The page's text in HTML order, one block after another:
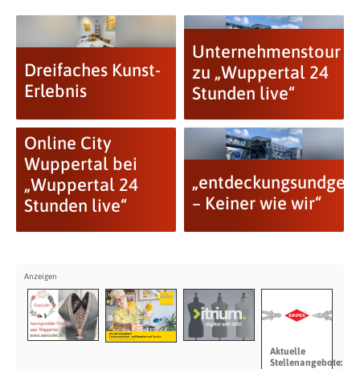
Dreifaches Kunst-
Erlebnis
Unternehmenstour
zu „Wuppertal 24
Stunden live“
Online City
Wuppertal bei
„Wuppertal 24
Stunden live“
– Keiner wie wir“
Aktuelle
Stellenangebote: